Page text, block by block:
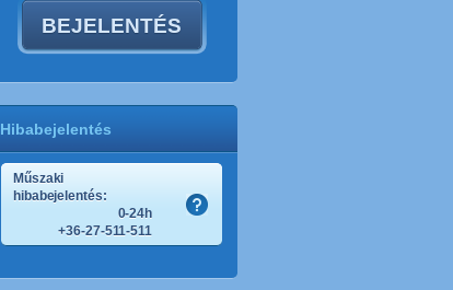
BEJELENTÉS
Hibabejelentés
Műszaki
hibabejelentés:
0-24h
+36-27-511-511